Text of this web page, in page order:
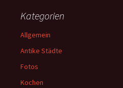
Kategorien
Allgemein
Antike Städte
Fotos
Kochen